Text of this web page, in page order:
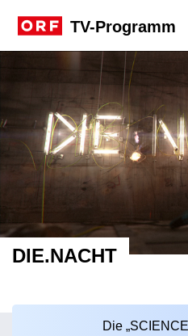
TV-Programm
Sendungssite DIE.NACHT
DIE.NACHT
Die